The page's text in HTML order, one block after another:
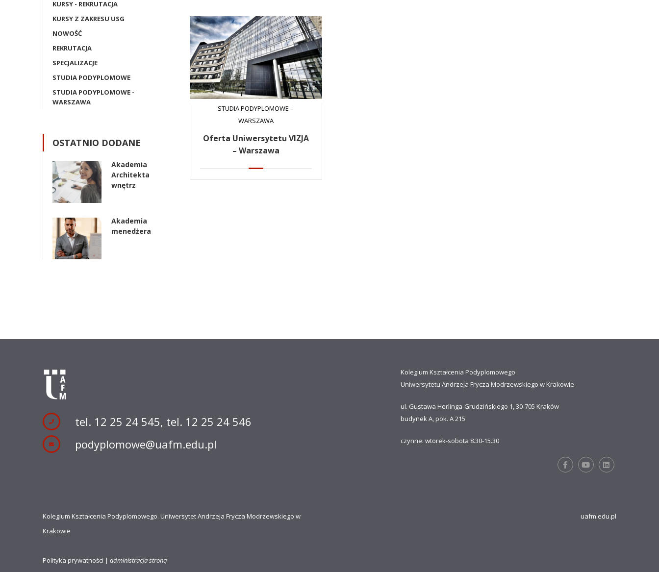
STUDIA PODYPLOMOWE –
WARSZAWA
Oferta Uniwersytetu VIZJA
– Warszawa
KURSY - REKRUTACJA
KURSY Z ZAKRESU USG
NOWOŚĆ
REKRUTACJA
SPECJALIZACJE
STUDIA PODYPLOMOWE
STUDIA PODYPLOMOWE -
WARSZAWA
OSTATNIO DODANE
Akademia
Architekta
wnętrz
Akademia
menedżera
tel. 12 25 24 545, tel. 12 25 24 546
podyplomowe@uafm.edu.pl
Kolegium Kształcenia Podyplomowego
Uniwersytetu Andrzeja Frycza Modrzewskiego w Krakowie
ul. Gustawa Herlinga-Grudzińskiego 1, 30-705 Kraków
budynek A, pok. A 215
czynne: wtorek-sobota 8.30-15.30
Kolegium Kształcenia Podyplomowego. Uniwersytet Andrzeja Frycza Modrzewskiego w
Krakowie
Polityka prywatności | administracja stroną
uafm.edu.pl